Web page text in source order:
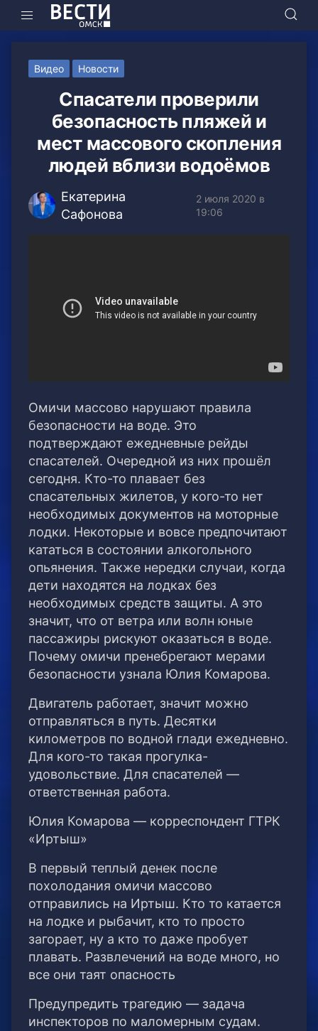
Видео Новости
Спасатели проверили
безопасность пляжей и
мест массового скопления
людей вблизи водоёмов
Екатерина
Сафонова
2 июля 2020 в
19:06
Омичи массово нарушают правила
безопасности на воде. Это
подтверждают ежедневные рейды
спасателей. Очередной из них прошёл
сегодня. Кто-то плавает без
спасательных жилетов, у кого-то нет
необходимых документов на моторные
лодки. Некоторые и вовсе предпочитают
кататься в состоянии алкогольного
опьянения. Также нередки случаи, когда
дети находятся на лодках без
необходимых средств защиты. А это
значит, что от ветра или волн юные
пассажиры рискуют оказаться в воде.
Почему омичи пренебрегают мерами
безопасности узнала Юлия Комарова.
Двигатель работает, значит можно
отправляться в путь. Десятки
километров по водной глади ежедневно.
Для кого-то такая прогулка-
удовольствие. Для спасателей —
ответственная работа.
Юлия Комарова — корреспондент ГТРК
«Иртыш»
В первый теплый денек после
похолодания омичи массово
отправились на Иртыш. Кто то катается
на лодке и рыбачит, кто то просто
загорает, ну а кто то даже пробует
плавать. Развлечений на воде много, но
все они таят опасность
Предупредить трагедию — задача
инспекторов по маломерным судам.